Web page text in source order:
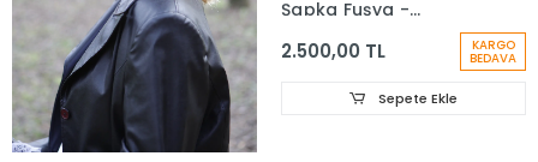
Şapka Fuşya -
2.500,00 TL KARGO
BEDAVA
Sepete Ekle